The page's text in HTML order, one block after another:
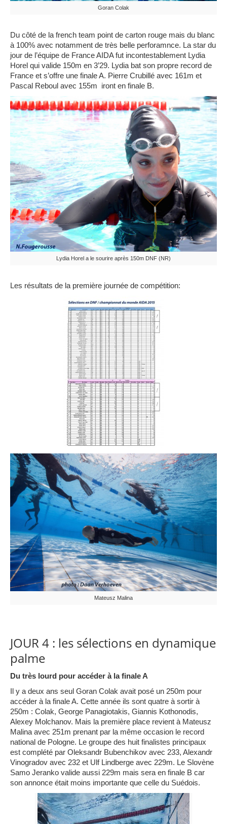
Goran Colak
Du côté de la french team point de carton rouge mais du blanc
à 100% avec notamment de très belle perforamnce. La star du
jour de l’équipe de France AIDA fut incontestablement Lydia
Horel qui valide 150m en 3’29. Lydia bat son propre record de
France et s’offre une finale A. Pierre Crubillé avec 161m et
Pascal Reboul avec 155m iront en finale B.
Lydia Horel a le sourire après 150m DNF (NR)
Les résultats de la première journée de compétition:
Mateusz Malina
JOUR 4 : les sélections en dynamique
palme
Du très lourd pour accéder à la finale A
Il y a deux ans seul Goran Colak avait posé un 250m pour
accéder à la finale A. Cette année ils sont quatre à sortir à
250m : Colak, George Panagiotakis, Giannis Kothonodis,
Alexey Molchanov. Mais la première place revient à Mateusz
Malina avec 251m prenant par la même occasion le record
national de Pologne. Le groupe des huit finalistes principaux
est complété par Oleksandr Bubenchikov avec 233, Alexandr
Vinogradov avec 232 et Ulf Lindberge avec 229m. Le Slovène
Samo Jeranko valide aussi 229m mais sera en finale B car
son annonce était moins importante que celle du Suédois.